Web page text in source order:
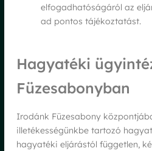
elfogadhatóságáról az
ad pontos tájékoztatást.
Hagyatéki
Füzesabonyban
Irodánk Füzesabony
illetékességünkbe tartozó
hagyatéki eljárástól független,